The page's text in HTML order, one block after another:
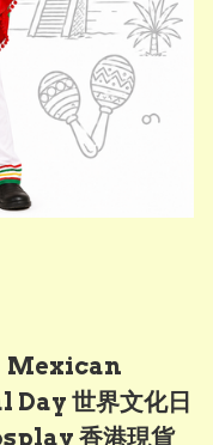
Mexican
世界文化日
香港現貨